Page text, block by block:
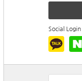
Social Login